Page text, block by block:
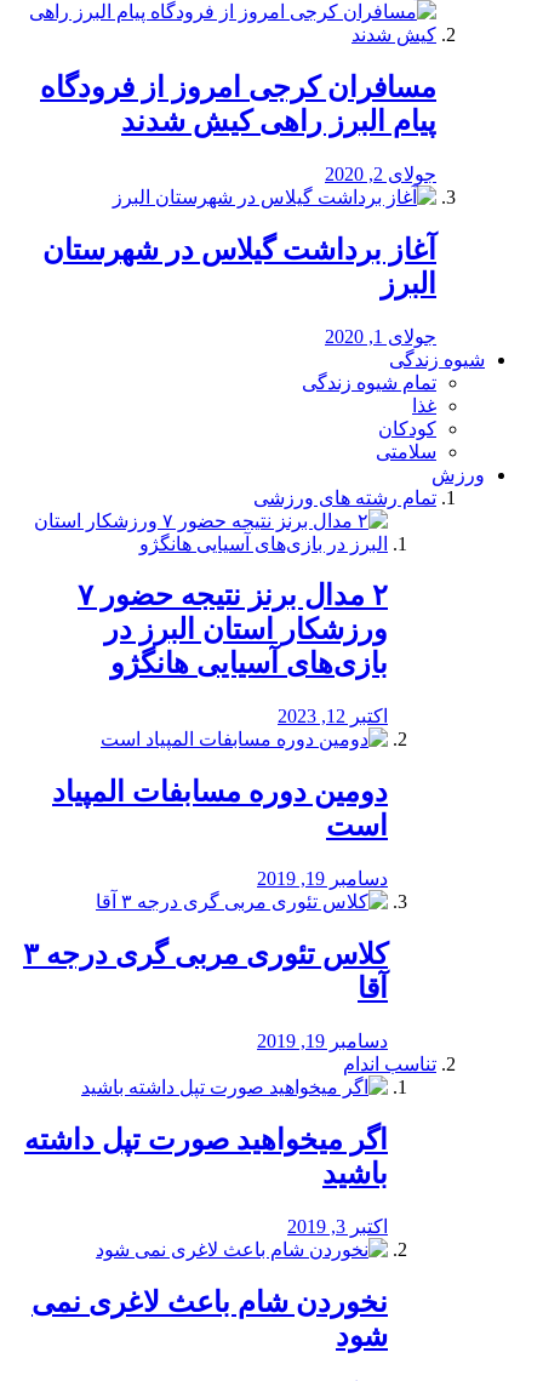
مسافران کرجی امروز از فرودگاه
پیام البرز راهی کیش شدند
جولای 2, 2020
آغاز برداشت گیلاس در شهرستان
البرز
جولای 1, 2020
شیوه زندگی
تمام شیوه زندگی
غذا
کودکان
سلامتی
ورزش
تمام رشته های ورزشی
۲ مدال برنز نتیجه حضور ۷
ورزشکار استان البرز در
بازی‌های آسیایی هانگژو
اکتبر 12, 2023
دومین دوره مسابفات المپیاد
است
دسامبر 19, 2019
کلاس تئوری مربی گری درجه ۳
آقا
دسامبر 19, 2019
تناسب اندام
اگر میخواهید صورت تپل داشته
باشید
اکتبر 3, 2019
نخوردن شام باعث لاغری نمی
‌شود